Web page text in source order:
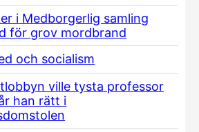
i Medborgerlig samling
för grov mordbrand
och socialism
ville tysta professor
han rätt i